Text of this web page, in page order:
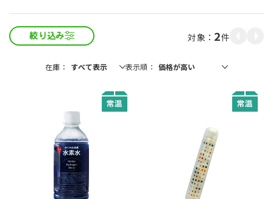
絞り込み 2件
在庫 表示順